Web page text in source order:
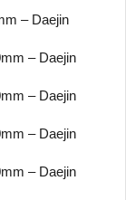
– Daejin
– Daejin
– Daejin
– Daejin
– Daejin